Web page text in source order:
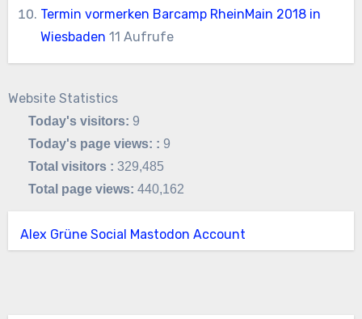
Termin vormerken Barcamp RheinMain 2018 in
Wiesbaden 11 Aufrufe
Website Statistics
Today's visitors: 9
Today's page views: : 9
Total visitors :329,485
Total page views:440,162
Alex Grüne Social Mastodon Account